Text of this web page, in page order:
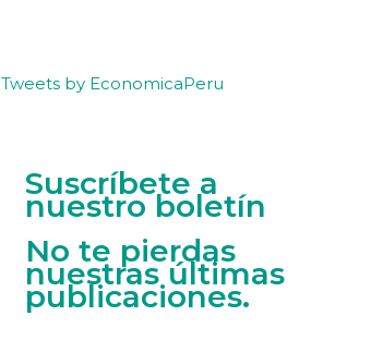
Tweets by EconomicaPeru
Suscríbete a
nuestro boletín
No te pierdas
nuestras últimas
publicaciones.